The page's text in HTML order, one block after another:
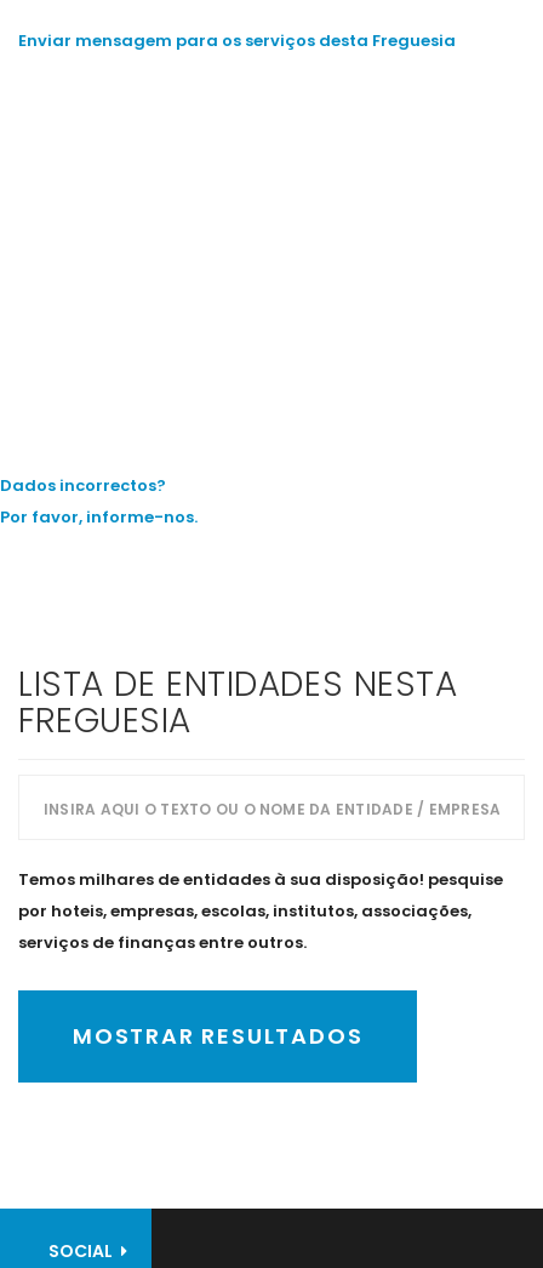
Enviar mensagem para os serviços desta Freguesia
Dados incorrectos?
Por favor, informe-nos.
LISTA DE ENTIDADES NESTA
FREGUESIA
Temos milhares de entidades à sua disposição! pesquise
por hoteis, empresas, escolas, institutos, associações,
serviços de finanças entre outros.
MOSTRAR RESULTADOS
SOCIAL